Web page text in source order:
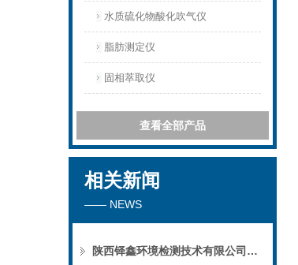
水质硫化物酸化吹气仪
脂肪测定仪
固相萃取仪
查看全部产品
相关新闻
—— NEWS
陕西铎鑫环境检测技术有限公司采购我司全自动液液萃取仪